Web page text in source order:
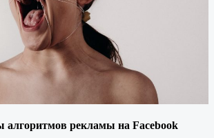
рекламы на Facebook